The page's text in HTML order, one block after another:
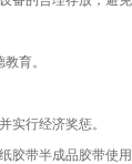
育。
实行经济奖惩。
胶带半成品胶带使